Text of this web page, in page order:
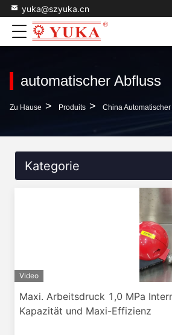
yuka@szyuka.cn
automatischer Abfluss
Zu Hause > Produits > China Automatischer
Kategorie
Video
Maxi. Arbeitsdruck 1,0 MPa
Kapazität und Maxi-Effizienz